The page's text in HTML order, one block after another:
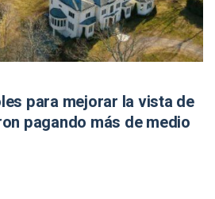
para mejorar la vista de
pagando más de medio